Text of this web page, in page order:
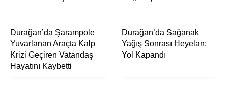
Durağan’da Şarampole
Yuvarlanan Araçta Kalp
Krizi Geçiren Vatandaş
Hayatını Kaybetti
Durağan’da Sağanak
Yağış Sonrası Heyelan:
Yol Kapandı